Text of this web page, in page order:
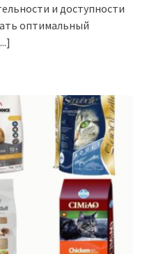
и доступности
оптимальный